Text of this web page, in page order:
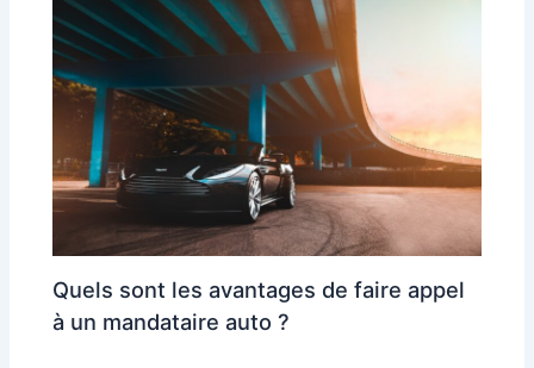
Quels sont les avantages de faire appel
à un mandataire auto ?